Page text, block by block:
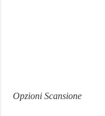
Opzioni Scansione